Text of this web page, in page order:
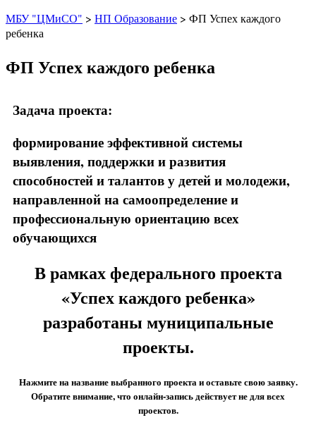
МБУ "ЦМиСО" > НП Образование > ФП Успех каждого
ребенка
ФП Успех каждого ребенка
Задача проекта:
формирование эффективной системы
выявления, поддержки и развития
способностей и талантов у детей и молодежи,
направленной на самоопределение и
профессиональную ориентацию всех
обучающихся
В рамках федерального проекта
«Успех каждого ребенка»
разработаны муниципальные
проекты.
Нажмите на название выбранного проекта и оставьте свою заявку.
Обратите внимание, что онлайн-запись действует не для всех
проектов.